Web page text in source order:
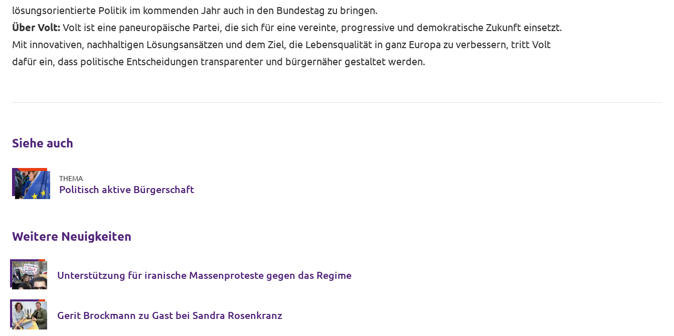
lösungsorientierte Politik im kommenden Jahr auch in den Bundestag zu bringen.
Über Volt: Volt ist eine paneuropäische Partei, die sich für eine vereinte, progressive und demokratische Zukunft einsetzt.
Mit innovativen, nachhaltigen Lösungsansätzen und dem Ziel, die Lebensqualität in ganz Europa zu verbessern, tritt Volt
dafür ein, dass politische Entscheidungen transparenter und bürgernäher gestaltet werden.
Siehe auch
THEMA
Politisch aktive Bürgerschaft
Weitere Neuigkeiten
Unterstützung für iranische Massenproteste gegen das Regime
Gerit Brockmann zu Gast bei Sandra Rosenkranz